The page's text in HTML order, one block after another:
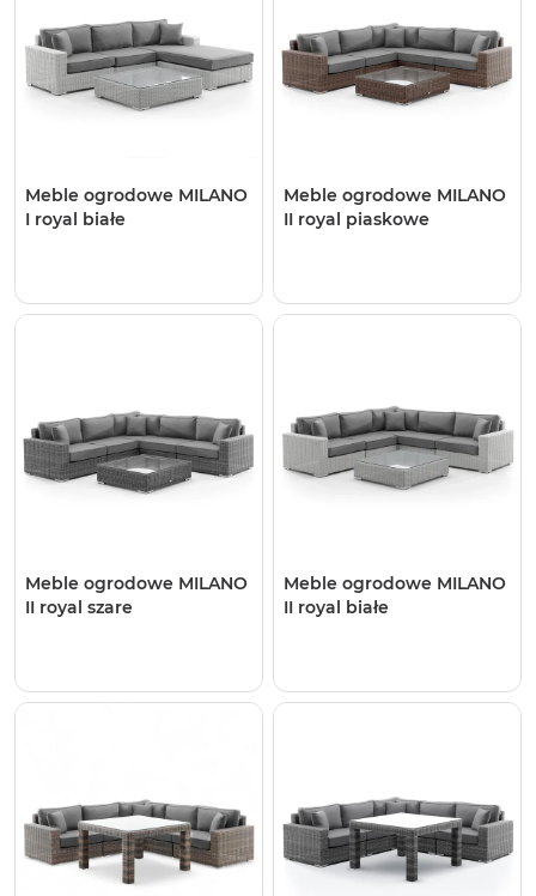
Meble ogrodowe MILANO
I royal białe
Meble ogrodowe MILANO
II royal piaskowe
Meble ogrodowe MILANO
II royal szare
Meble ogrodowe MILANO
II royal białe